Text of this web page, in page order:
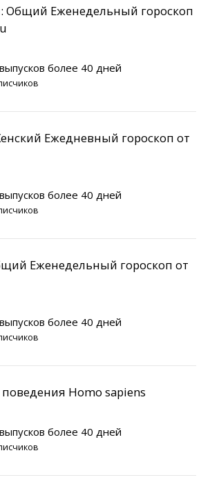
Общий Еженедельный гороскоп
более 40 дней
Ежедневный гороскоп от
более 40 дней
Еженедельный гороскоп от
более 40 дней
Homo sapiens
более 40 дней